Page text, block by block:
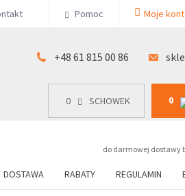
Pomoc Moje
+48 61 815 00 86
0 SCHOWEK 0
do darmowej dostawy
DOSTAWA RABATY REGULAMIN
0 SCHOWEK 0
00 86